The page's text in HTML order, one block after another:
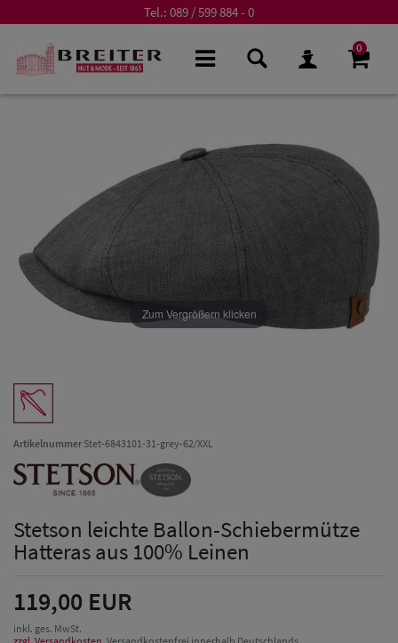
Tel.: 089 / 599 884 - 0
0
Zum Vergrößern klicken
ArtikelnummerStet-6843101-31-grey-62/XXL
Stetson leichte Ballon-Schiebermütze
Hatteras aus 100% Leinen
119,00 EUR
inkl. ges. MwSt.